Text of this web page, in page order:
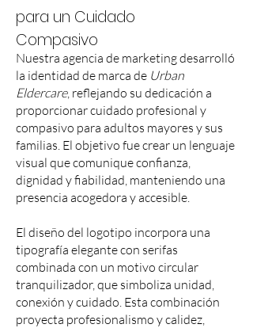
para un Cuidado
Compasivo
Nuestra agencia de marketing desarrolló
la identidad de marca de Urban
Eldercare, reflejando su dedicación a
proporcionar cuidado profesional y
compasivo para adultos mayores y sus
familias. El objetivo fue crear un lenguaje
visual que comunique confianza,
dignidad y fiabilidad, manteniendo una
presencia acogedora y accesible.
El diseño del logotipo incorpora una
tipografía elegante con serifas
combinada con un motivo circular
tranquilizador, que simboliza unidad,
conexión y cuidado. Esta combinación
proyecta profesionalismo y calidez,